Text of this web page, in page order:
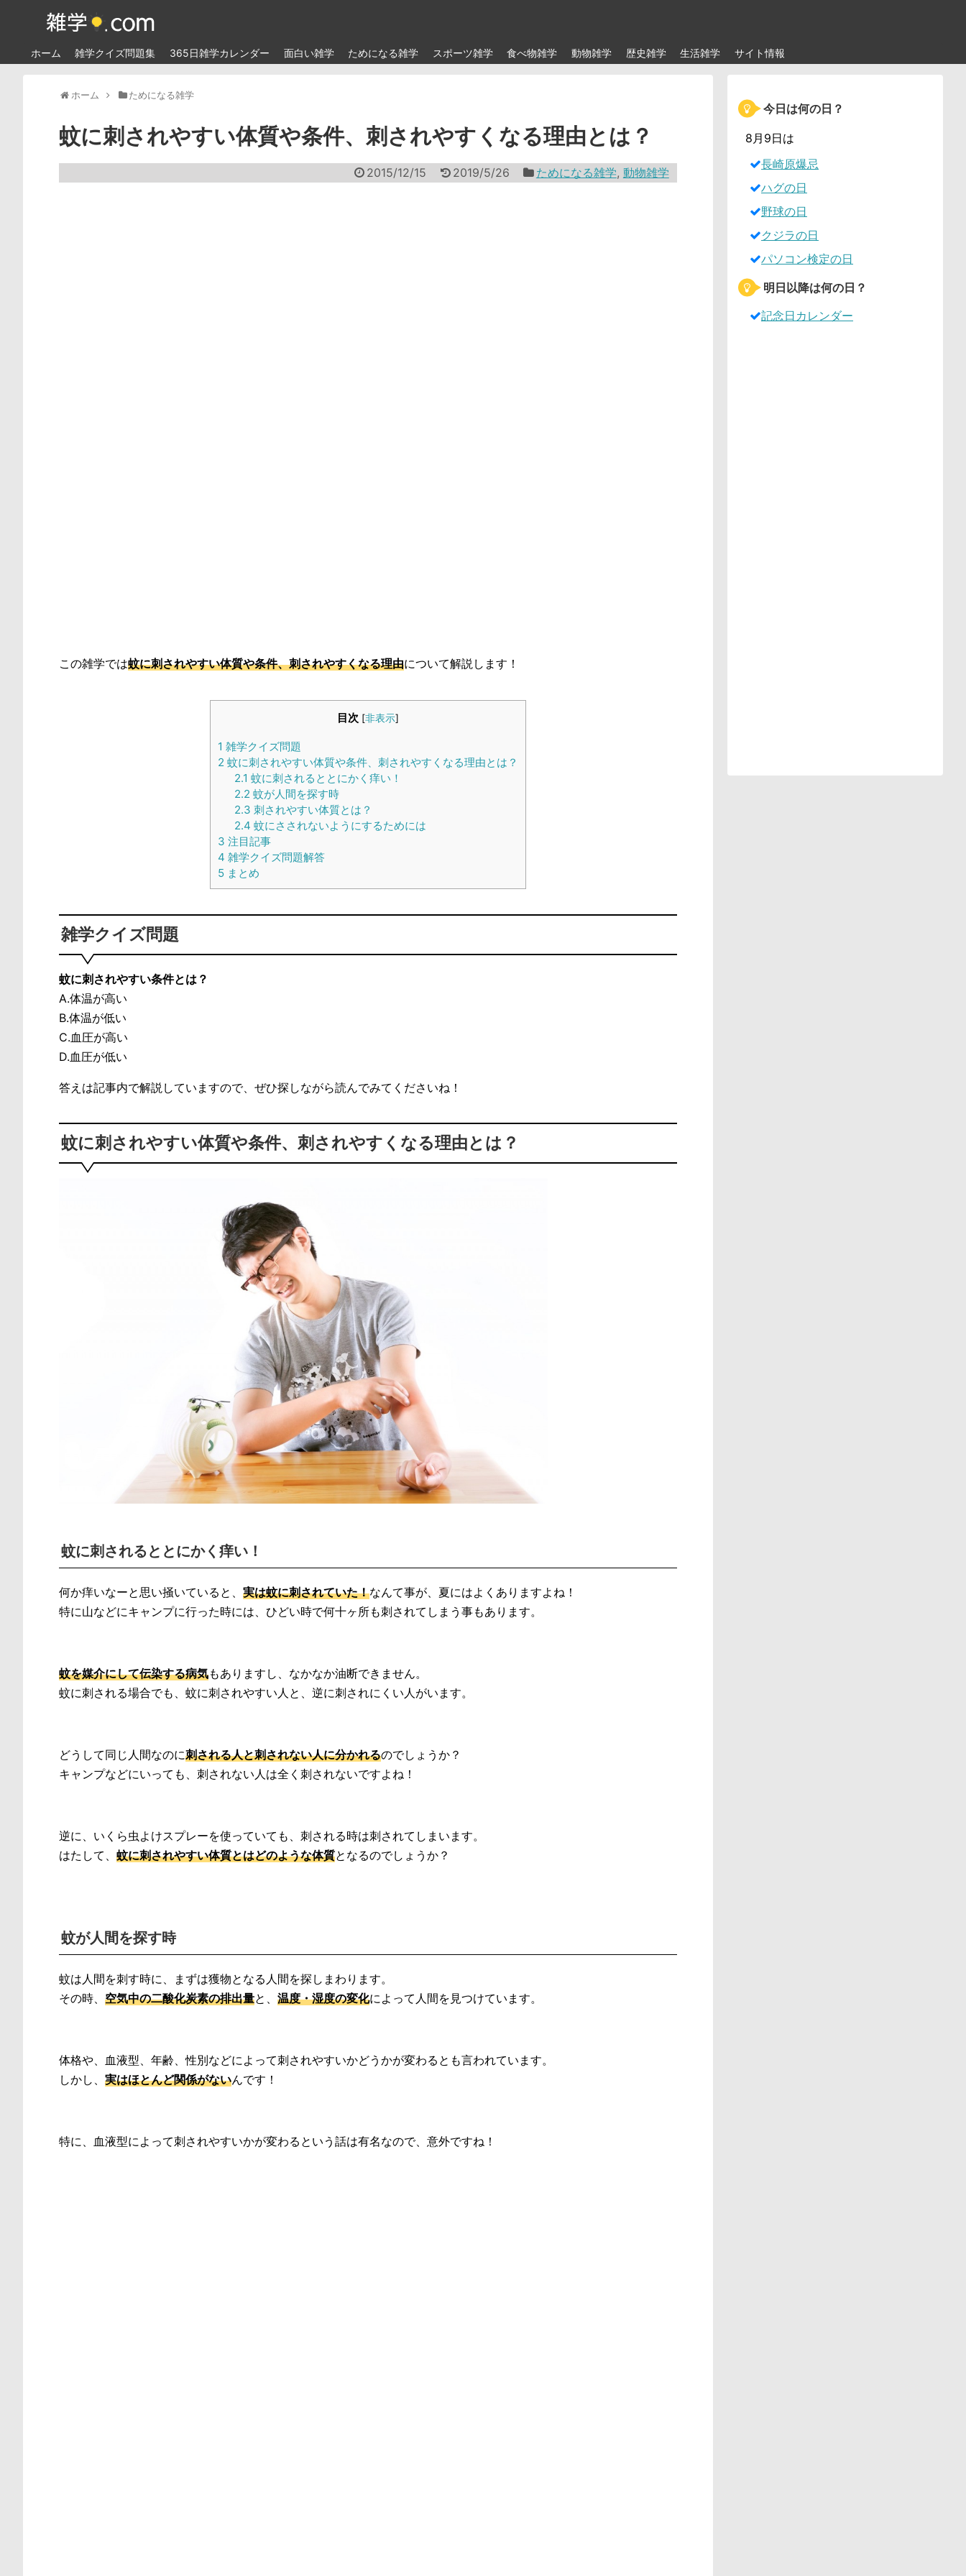
ホーム 雑学クイズ問題集 365日雑学カレンダー 面白い雑学 ためになる雑学 スポーツ雑学 食べ物雑学 動物雑学 歴史雑学 生活雑学 サイト情報
ホーム ためになる雑学
蚊に刺されやすい体質や条件、刺されやすくなる理由とは？
2015/12/15 2019/5/26 ためになる雑学, 動物雑学
この雑学では蚊に刺されやすい体質や条件、刺されやすくなる理由について解説します！
目次 [非表示]
1 雑学クイズ問題
2 蚊に刺されやすい体質や条件、刺されやすくなる理由とは？
2.1 蚊に刺されるととにかく痒い！
2.2 蚊が人間を探す時
2.3 刺されやすい体質とは？
2.4 蚊にさされないようにするためには
3 注目記事
4 雑学クイズ問題解答
5 まとめ
雑学クイズ問題
蚊に刺されやすい条件とは？
A.体温が高い
B.体温が低い
C.血圧が高い
D.血圧が低い
答えは記事内で解説していますので、ぜひ探しながら読んでみてくださいね！
蚊に刺されやすい体質や条件、刺されやすくなる理由とは？
蚊に刺されるととにかく痒い！
何か痒いなーと思い掻いていると、 実は蚊に刺されていた！なんて事が、夏にはよくありますよね！
特に山などにキャンプに行った時には、ひどい時で何十ヶ所も刺されてしまう事もあります。
蚊を媒介にして伝染する病気もありますし、なかなか油断できません。
蚊に刺される場合でも、蚊に刺されやすい人と、逆に刺されにくい人がいます。
どうして同じ人間なのに刺される人と刺されない人に分かれるのでしょうか？
キャンプなどにいっても、刺されない人は全く刺されないですよね！
逆に、いくら虫よけスプレーを使っていても、刺される時は刺されてしまいます。
はたして、 蚊に刺されやすい体質とはどのような体質となるのでしょうか？
蚊が人間を探す時
蚊は人間を刺す時に、まずは獲物となる人間を探しまわります。
その時、 空気中の二酸化炭素の排出量と、 温度・湿度の変化によって人間を見つけています。
体格や、血液型、年齢、性別などによって刺されやすいかどうかが変わるとも言われています。
しかし、 実はほとんど関係がないんです！
特に、血液型によって刺されやすいかが変わるという話は有名なので、意外ですね！
今日は何の日？
8月9日は
長崎原爆忌
ハグの日
野球の日
クジラの日
パソコン検定の日
明日以降は何の日？
記念日カレンダー